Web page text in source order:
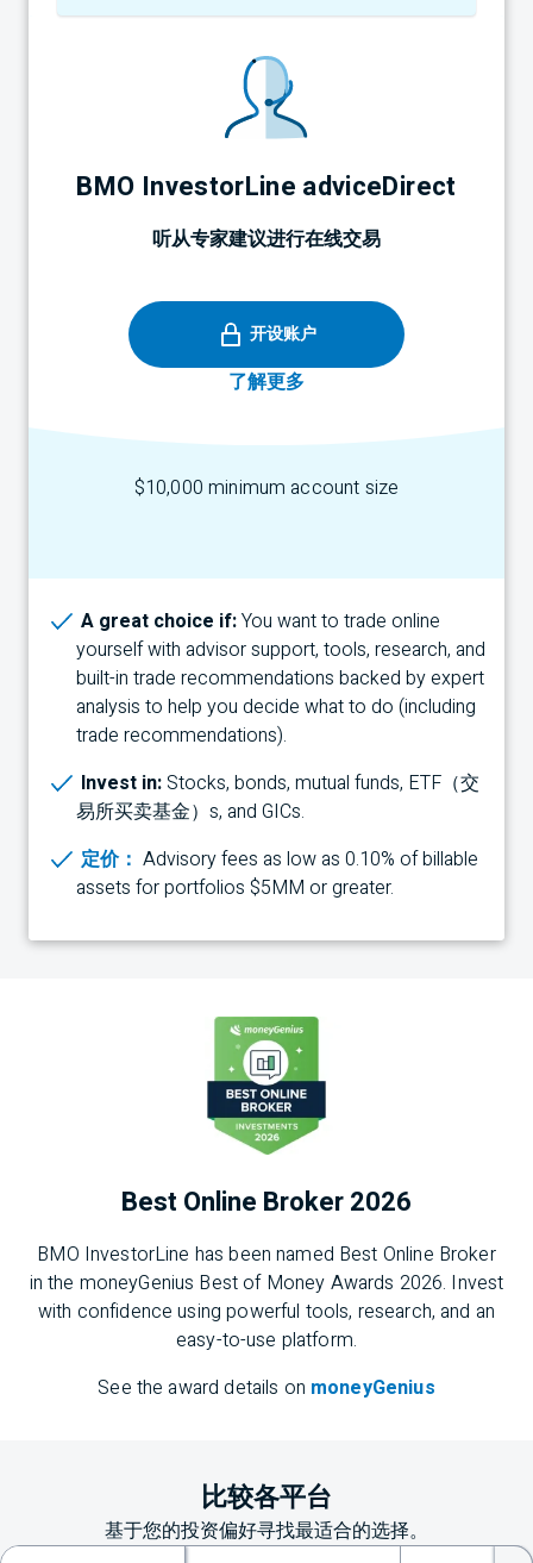
BMO InvestorLine adviceDirect
听从专家建议进行在线交易
开设账户
了解更多
$10,000 minimum account size
A great choice if:You want to trade online
yourself with advisor support, tools, research, and
built-in trade recommendations backed by expert
analysis to help you decide what to do (including
trade recommendations).
Invest in: Stocks, bonds, mutual funds, ETF（交
易所买卖基金） s, and GICs.
定价： Advisory fees as low as 0.10% of billable
assets for portfolios $5MM or greater.
Best Online Broker 2026
BMO InvestorLine has been named Best Online Broker
in the moneyGenius Best of Money Awards 2026. Invest
with confidence using powerful tools, research, and an
easy-to-use platform.
See the award details on moneyGenius
比较各平台
基于您的投资偏好寻找最适合的选择。